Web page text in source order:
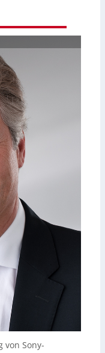
von Sony-